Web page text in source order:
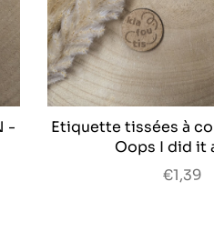
-
Etiquette tissées à
Oops I did it
€1,39